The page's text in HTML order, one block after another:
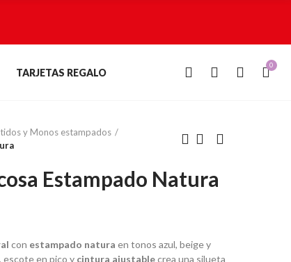
TARJETAS REGALO
0
y Monos estampados
Estampado Natura
con estampado natura en tonos azul, beige y
, escote en pico y cintura ajustablecrea una silueta